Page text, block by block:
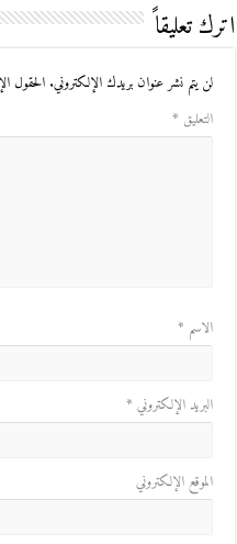
اترك تعليقاً
لن يتم نشر عنوان بريدك الإلكتروني. الحقول
التعليق *
الاسم *
البريد الإلكتروني *
الموقع الإلكتروني